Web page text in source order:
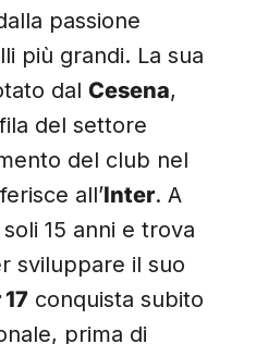
passione
più grandi. La sua
dal Cesena,
del settore
del club nel
all’Inter. A
15 anni e trova
sviluppare il suo
conquista subito
prima di